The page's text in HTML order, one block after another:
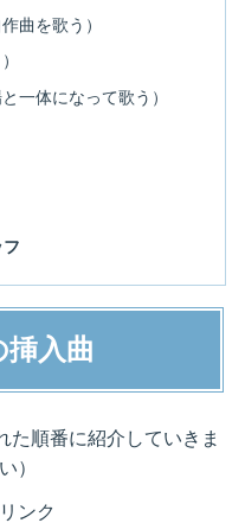
曲を歌う）
一体になって歌う）
フ
挿入曲
た順番に紹介していきま
）
ンク